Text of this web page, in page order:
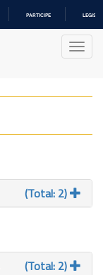
PARTICIPE
(Total: 2)
(Total: 2)